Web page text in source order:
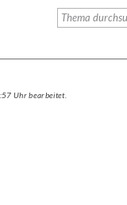
Uhr bearbeitet.